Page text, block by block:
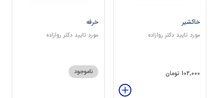
خاکشیر
مورد تایید دکتر روازاده
102,000 تومان
خرفه
مورد تایید دکتر روازاده
ناموجود